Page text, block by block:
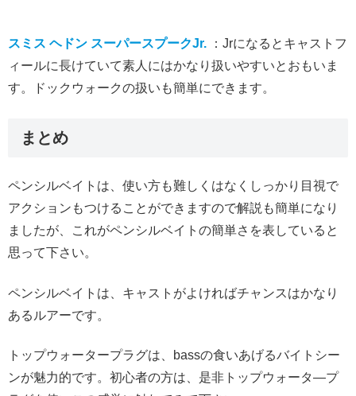
スミス ヘドン スーパースプークJr. ：Jrになるとキャストフ
ィールに長けていて素人にはかなり扱いやすいとおもいま
す。ドックウォークの扱いも簡単にできます。
まとめ
ペンシルベイトは、使い方も難しくはなくしっかり目視で
アクションもつけることができますので解説も簡単になり
ましたが、これがペンシルベイトの簡単さを表していると
思って下さい。
ペンシルベイトは、キャストがよければチャンスはかなり
あるルアーです。
トップウォータープラグは、bassの食いあげるバイトシー
ンが魅力的です。初心者の方は、是非トップウォータ―プ